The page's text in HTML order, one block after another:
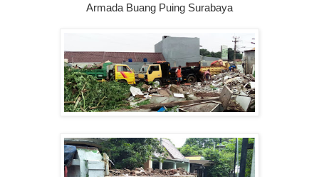
Armada Buang Puing Surabaya